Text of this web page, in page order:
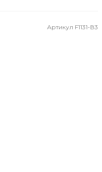
Артикул F1131-В3